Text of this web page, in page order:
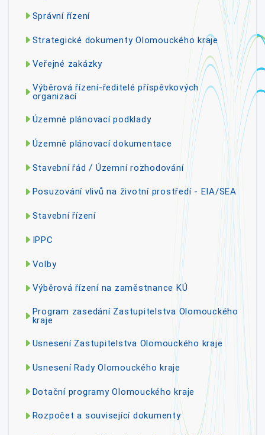
Správní řízení
Strategické dokumenty Olomouckého kraje
Veřejné zakázky
Výběrová řízení-ředitelé příspěvkových
organizací
Územně plánovací podklady
Územně plánovací dokumentace
Stavební řád / Územní rozhodování
Posuzování vlivů na životní prostředí - EIA/SEA
Stavební řízení
IPPC
Volby
Výběrová řízení na zaměstnance KÚ
Program zasedání Zastupitelstva Olomouckého
kraje
Usnesení Zastupitelstva Olomouckého kraje
Usnesení Rady Olomouckého kraje
Dotační programy Olomouckého kraje
Rozpočet a související dokumenty